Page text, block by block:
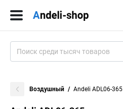
Воздушный Andeli ADL06-365